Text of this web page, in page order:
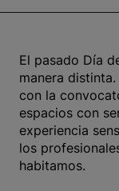
El pasado Día
manera
con la
espacios con
experiencia
los
habitamos.